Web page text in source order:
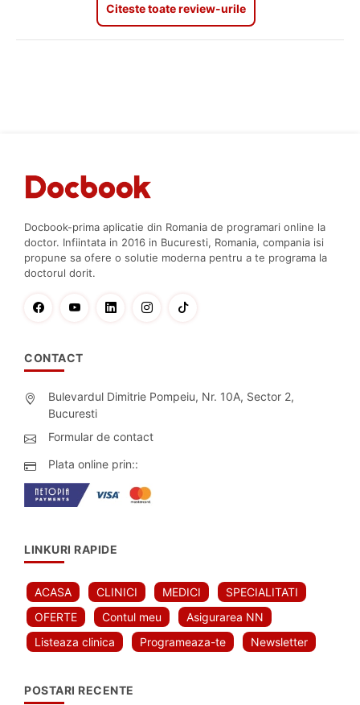
Citeste toate review-urile
Docbook-prima aplicatie din Romania de programari online la
doctor. Infiintata in 2016 in Bucuresti, Romania, compania isi
propune sa ofere o solutie moderna pentru a te programa la
doctorul dorit.
CONTACT
Bulevardul Dimitrie Pompeiu, Nr. 10A, Sector 2,
Bucuresti
Formular de contact
Plata online prin::
LINKURI RAPIDE
ACASA CLINICI MEDICI
SPECIALITATI
OFERTE
Contul meu
Asigurarea NN
Listeaza clinica
Programeaza-te Newsletter
POSTARI RECENTE